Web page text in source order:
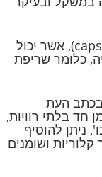
פלפלים חריפים מכילים קפסאיצין (capsaicin), אשר יכול
כלומר שריפת
העת
חד בלתי רוויות,
ניתן להוסיף
ושומנים